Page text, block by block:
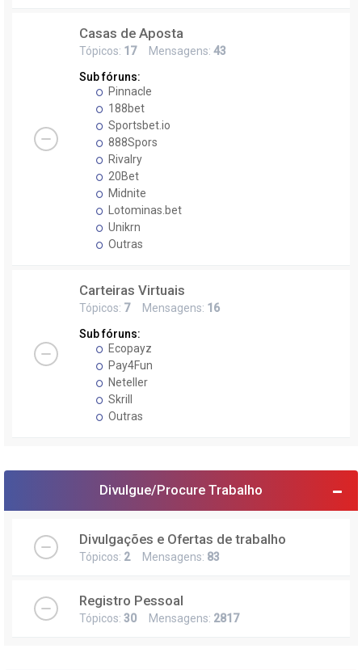
Casas de Aposta
Tópicos: 17Mensagens: 43
Sub fóruns:
Pinnacle
188bet
Sportsbet.io
888Spors
Rivalry
20Bet
Midnite
Lotominas.bet
Unikrn
Outras
Carteiras Virtuais
Tópicos: 7Mensagens: 16
Sub fóruns:
Ecopayz
Pay4Fun
Neteller
Skrill
Outras
Divulgue/Procure Trabalho
Divulgações e Ofertas de trabalho
Tópicos: 2Mensagens: 83
Registro Pessoal
Tópicos: 30 Mensagens: 2817